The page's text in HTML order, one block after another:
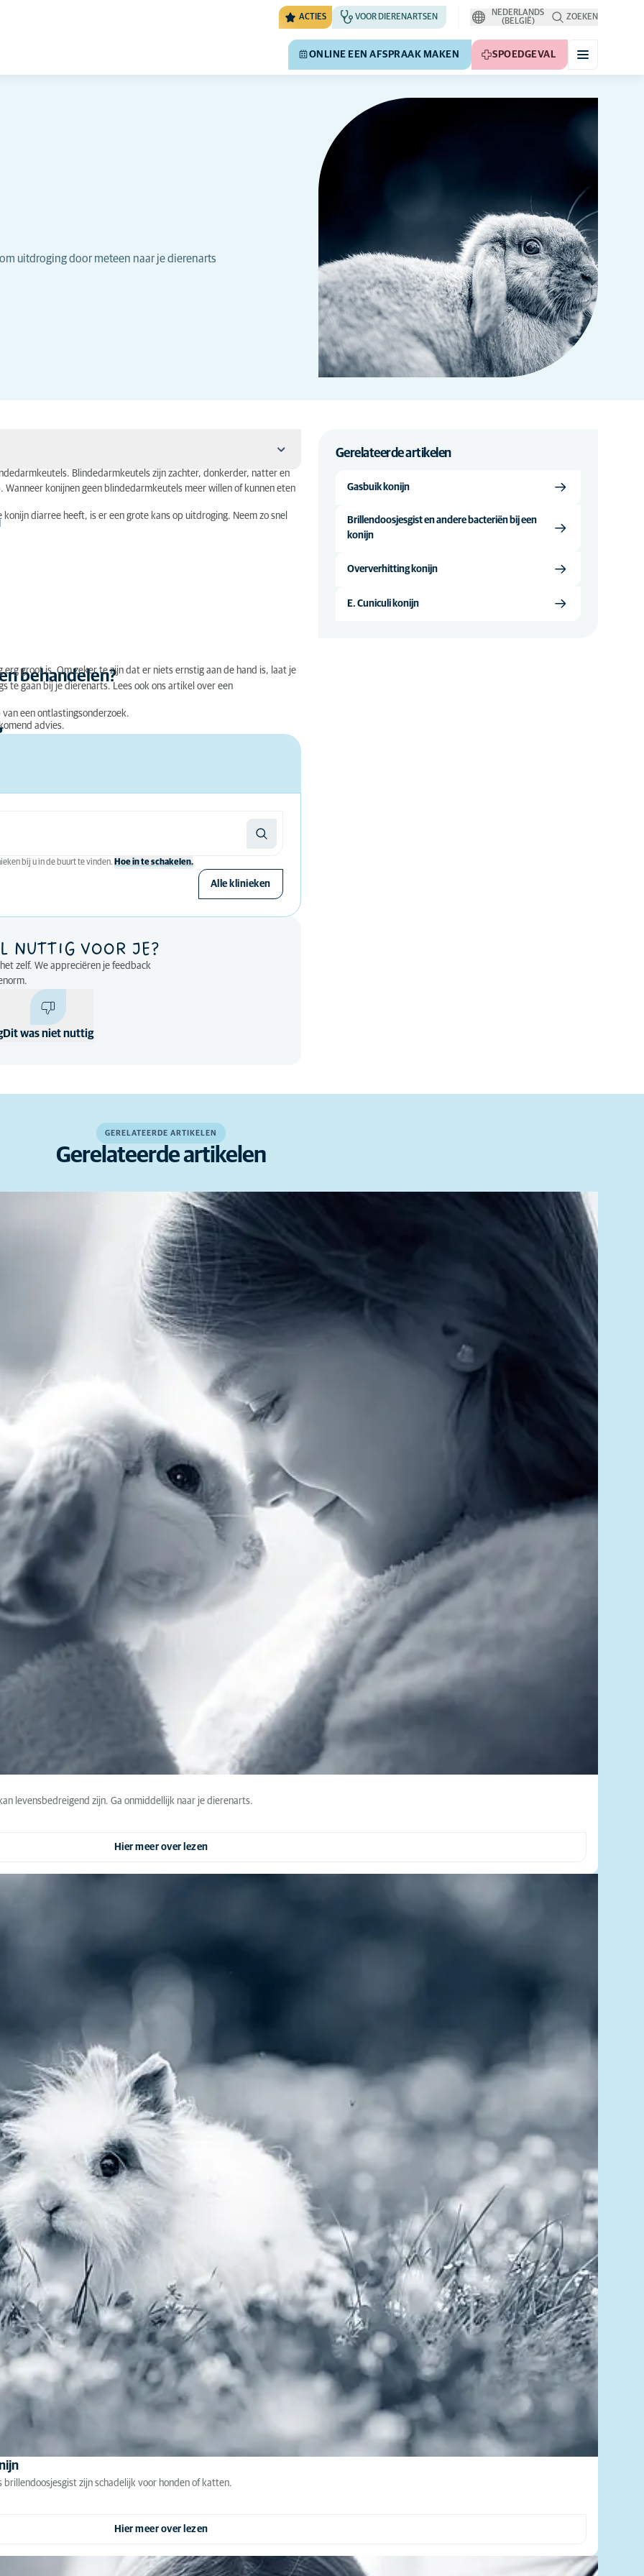
ACTIES VOOR DIERENARTSEN
NEDERLANDS
(BELGIË)
ZOEKEN
ONLINE EEN AFSPRAAK MAKEN SPOEDGEVAL
uitdroging door meteen naar je dierenarts
Blindedarmkeutels zijn zachter, donkerder, natter en
konijnen geen blindedarmkeutels meer willen of kunnen eten
diarree heeft, is er een grote kans op uitdroging. Neem zo snel
behandelen?
groot is. Om zeker te zijn dat er niets ernstig aan de hand is, laat je
te gaan bij je dierenarts. Lees ook ons artikel over een
een ontlastingsonderzoek.
advies.
bij u in de buurt te vinden. Hoe in te schakelen.
Alle klinieken
NUTTIG VOOR JE?
zelf. We appreciëren je feedback
Dit was niet nuttig
Gerelateerde artikelen
Gasbuik konijn
Brillendoosjesgist en andere bacteriën bij een
konijn
Oververhitting konijn
E. Cuniculi konijn
GERELATEERDE ARTIKELEN
Gerelateerde artikelen
levensbedreigend zijn. Ga onmiddellijk naar je dierenarts.
Hier meer over lezen
zijn schadelijk voor honden of katten.
Hier meer over lezen